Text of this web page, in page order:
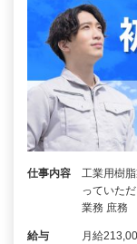
仕事内容
工業用樹
っていた
業務 庶務
給与 月給